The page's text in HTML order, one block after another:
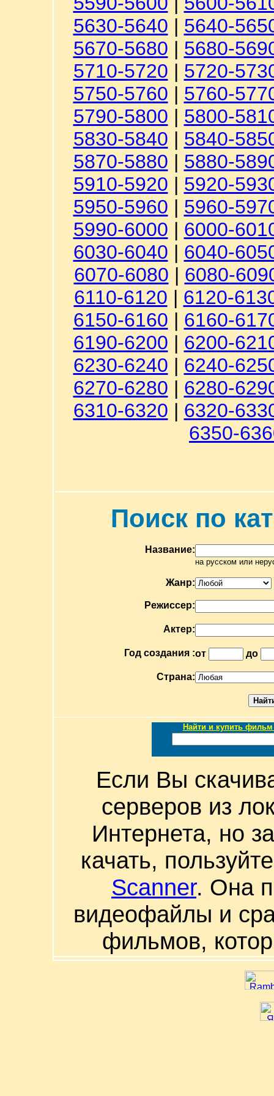
5630-5640 | 5640-
5670-5680 | 5680-
5710-5720 | 5720-
5750-5760 | 5760-
5790-5800 | 5800-
5830-5840 | 5840-
5870-5880 | 5880-
5910-5920 | 5920-
5950-5960 | 5960-
5990-6000 | 6000-
6030-6040 | 6040-
6070-6080 | 6080-
6110-6120 | 6120-
6150-6160 | 6160-
6190-6200 | 6200-
6230-6240 | 6240-
6270-6280 | 6280-
6310-6320 | 6320-
6350-
Поиск по
Название:
на русском или
Жанр:
Режиссер:
Актер:
Год создания :от до
Страна:
Найти и купить фильм
Если Вы
серверов из
Интернета, но
качать,
Scanner. Она
видеофайлы и
фильмов,